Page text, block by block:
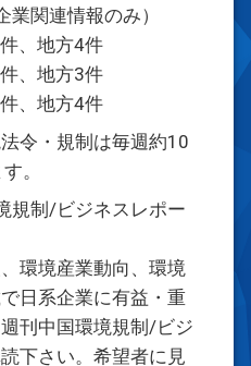
関連情報のみ）
、地方4件
、地方3件
、地方4件
令・規制は毎週約10
。
規制/ビジネスレポー
環境産業動向、環境
日系企業に有益・重
刊中国環境規制/ビジ
下さい。希望者に見